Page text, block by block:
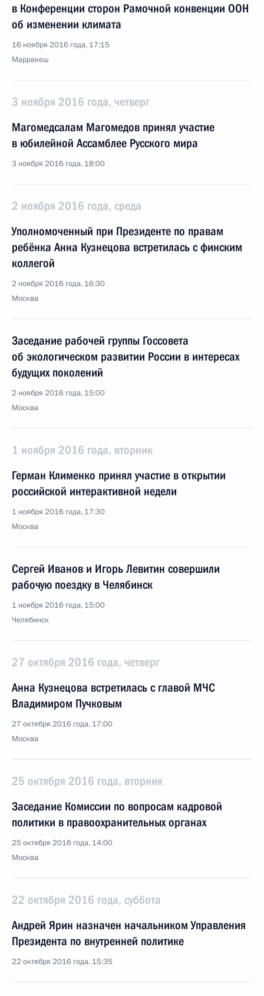
в Конференции сторон Рамочной конвенции ООН
об изменении климата
16 ноября 2016 года, 17:15
Марракеш
3 ноября 2016 года, четверг
Магомедсалам Магомедов принял участие
в юбилейной Ассамблее Русского мира
3 ноября 2016 года, 18:00
2 ноября 2016 года, среда
Уполномоченный при Президенте по правам
ребёнка Анна Кузнецова встретилась с финским
коллегой
2 ноября 2016 года, 16:30
Москва
Заседание рабочей группы Госсовета
об экологическом развитии России в интересах
будущих поколений
2 ноября 2016 года, 15:00
Москва
1 ноября 2016 года, вторник
Герман Клименко принял участие в открытии
российской интерактивной недели
1 ноября 2016 года, 17:30
Москва
Сергей Иванов и Игорь Левитин совершили
рабочую поездку в Челябинск
1 ноября 2016 года, 15:00
Челябинск
27 октября 2016 года, четверг
Анна Кузнецова встретилась с главой МЧС
Владимиром Пучковым
27 октября 2016 года, 17:00
Москва
25 октября 2016 года, вторник
Заседание Комиссии по вопросам кадровой
политики в правоохранительных органах
25 октября 2016 года, 14:00
Москва
22 октября 2016 года, суббота
Андрей Ярин назначен начальником Управления
Президента по внутренней политике
22 октября 2016 года, 15:35